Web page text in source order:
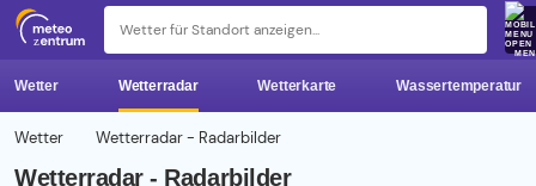
z
Wetter Wetterradar Wetterkarte Wassertemperatur
Wetter Wetterradar - Radarbilder
Wetterradar - Radarbilder